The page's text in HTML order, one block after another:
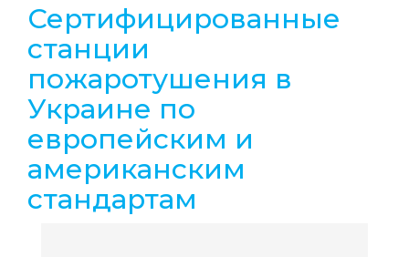
Сертифицированные
станции
пожаротушения в
Украине по
европейским и
американским
стандартам